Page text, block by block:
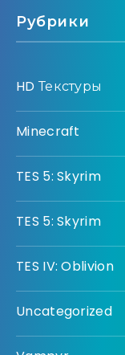
Рубрики
HD Текстуры
Minecraft
TES 5: Skyrim
TES 5: Skyrim
TES IV: Oblivion
Uncategorized